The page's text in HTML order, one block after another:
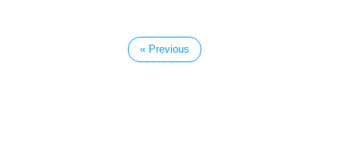
« Previous